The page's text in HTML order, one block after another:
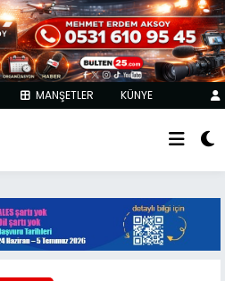
MANŞETLER KÜNYE